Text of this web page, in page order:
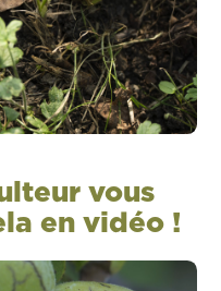
vous
en vidéo !